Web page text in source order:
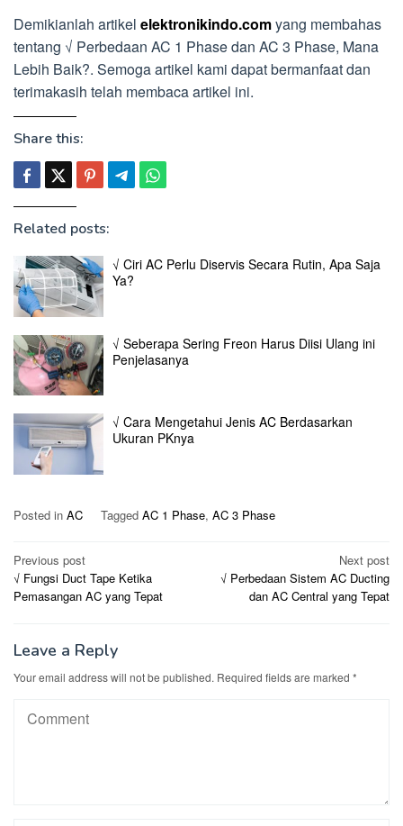
Demikianlah artikel elektronikindo.comyang membahas
tentang √ Perbedaan AC 1 Phase dan AC 3 Phase, Mana
Lebih Baik?. Semoga artikel kami dapat bermanfaat dan
terimakasih telah membaca artikel ini.
Share this:
Related posts:
√ Ciri AC Perlu Diservis Secara Rutin, Apa Saja
Ya?
√ Seberapa Sering Freon Harus Diisi Ulang ini
Penjelasanya
√ Cara Mengetahui Jenis AC Berdasarkan
Ukuran PKnya
Posted in AC Tagged AC 1 Phase, AC 3 Phase
Post
navigation
Previous post
√ Fungsi Duct Tape Ketika
Pemasangan AC yang Tepat
Next post
√ Perbedaan Sistem AC Ducting
dan AC Central yang Tepat
Leave a Reply
Your email address will not be published. Required fields are marked *